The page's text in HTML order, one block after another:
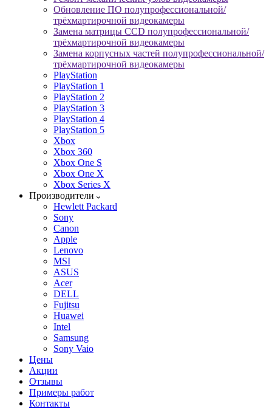
Обновление ПО полупрофессиональной/
трёхмартирочной видеокамеры
Замена матрицы CCD полупрофессиональной/
трёхмартирочной видеокамеры
Замена корпусных частей полупрофессиональной/
трёхмартирочной видеокамеры
PlayStation
PlayStation 1
PlayStation 2
PlayStation 3
PlayStation 4
PlayStation 5
Xbox
Xbox 360
Xbox One S
Xbox One X
Xbox Series X
Производители
Hewlett Packard
Sony
Canon
Apple
Lenovo
MSI
ASUS
Acer
DELL
Fujitsu
Huawei
Intel
Samsung
Sony Vaio
Цены
Акции
Отзывы
Примеры работ
Контакты